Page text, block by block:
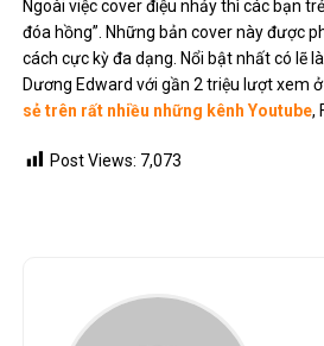
Ngoài việc cover điệu nhảy thì các bạn
đóa hồng”. Những bản cover này được
cách cực kỳ đa dạng. Nổi bật nhất có lẽ
Dương Edward với gần 2 triệu lượt xem
sẻ trên rất nhiều những kênh Youtube,
Post Views: 7,073